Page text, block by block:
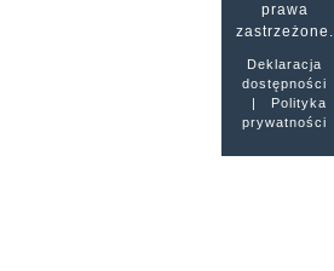
prawa
zastrzeżone.
Deklaracja
dostępności
|
Polityka
prywatności